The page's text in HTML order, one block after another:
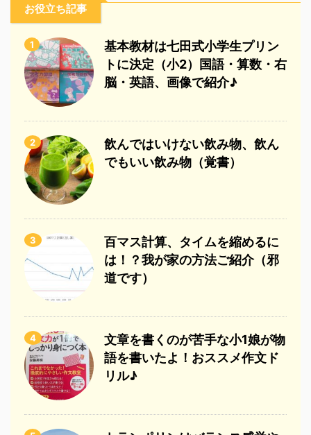
お役立ち記事
1
基本教材は七田式小学生プリン
トに決定（小2）国語・算数・右
脳・英語、画像で紹介♪
2
飲んではいけない飲み物、飲ん
でもいい飲み物（覚書）
3
百マス計算、タイムを縮めるに
は！？我が家の方法ご紹介（邪
道です）
4
文章を書くのが苦手な小1娘が物
語を書いたよ！おススメ作文ド
リル♪